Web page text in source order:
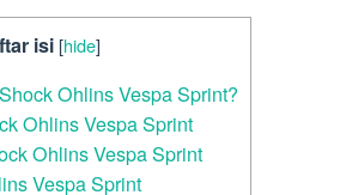
isi [hide]
Ohlins Vespa Sprint?
Ohlins Vespa Sprint
Ohlins Vespa Sprint
Vespa Sprint